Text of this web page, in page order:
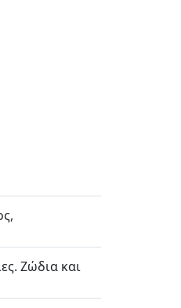
Ζώδια και